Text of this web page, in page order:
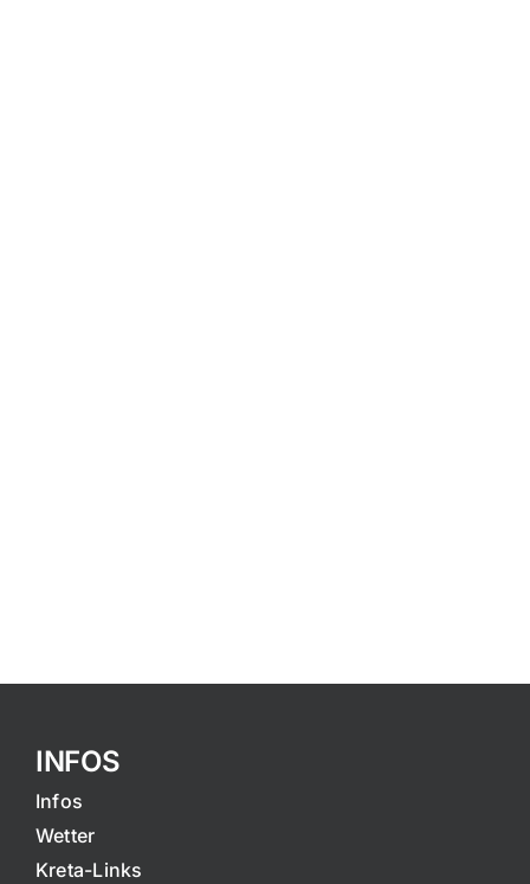
INFOS
Infos
Wetter
Kreta-Links